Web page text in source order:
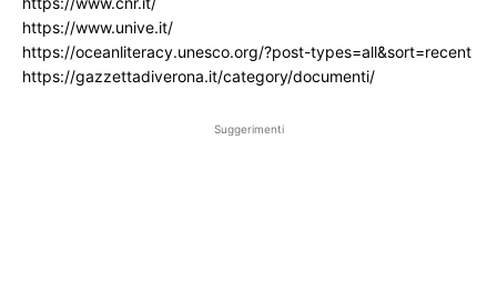
https://www.unive.it/
https://oceanliteracy.unesco.org/?post-types=all&sort=recent
https://gazzettadiverona.it/category/documenti/
Suggerimenti